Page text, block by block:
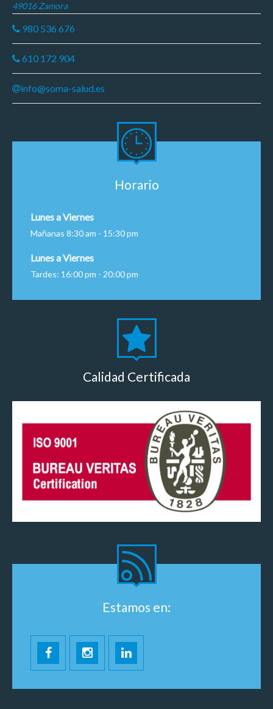
49016 Zamora
980 536 676
610 172 904
info@soma-salud.es
Horario
Lunes a Viernes
Mañanas 8:30 am - 15:30 pm
Lunes a Viernes
Tardes: 16:00 pm - 20:00 pm
Calidad Certificada
Estamos en: